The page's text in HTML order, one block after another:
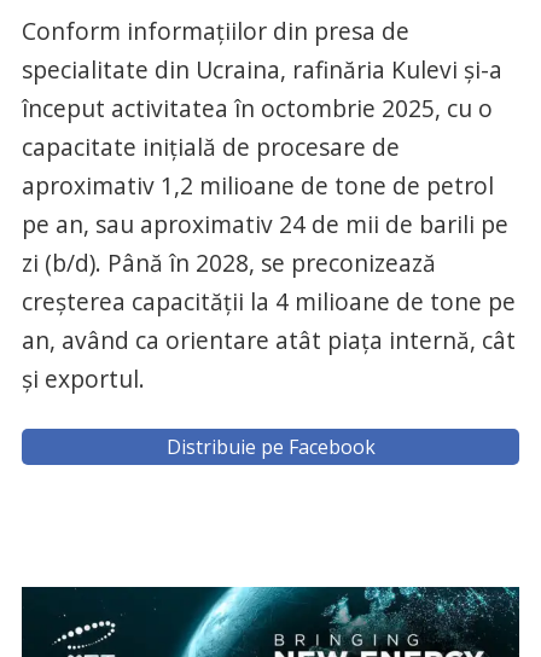
Conform informațiilor din presa de
specialitate din Ucraina, rafinăria Kulevi și-a
început activitatea în octombrie 2025, cu o
capacitate inițială de procesare de
aproximativ 1,2 milioane de tone de petrol
pe an, sau aproximativ 24 de mii de barili pe
zi (b/d). Până în 2028, se preconizează
creșterea capacității la 4 milioane de tone pe
an, având ca orientare atât piața internă, cât
și exportul.
Distribuie pe Facebook